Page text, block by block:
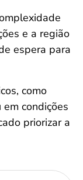
e a região
espera para
como
condições
priorizar a